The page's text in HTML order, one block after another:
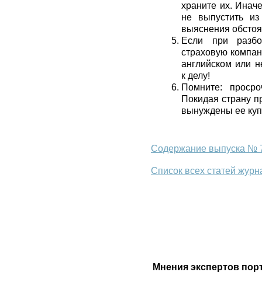
храните их.
не выпустить
выяснения
Если при
страховую
английском или
к делу!
Помните:
Покидая страну
вынуждены ее
Содержание выпуска №
Список всех статей
Мнения экспертов